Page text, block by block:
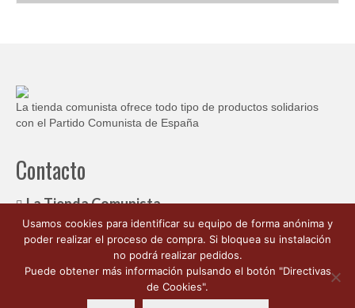
La tienda comunista ofrece todo tipo de productos solidarios
con el Partido Comunista de España
Contacto
La Tienda Comunista
c/ Ambrosio de Morales, 1
Córdoba España 14003
662 176 563
info@latiendacomunista.es
Usamos cookies para identificar su equipo de forma anónima y
poder realizar el proceso de compra. Si bloquea su instalación
no podrá realizar pedidos.
Puede obtener más información pulsando el botón "Directivas
de Cookies".